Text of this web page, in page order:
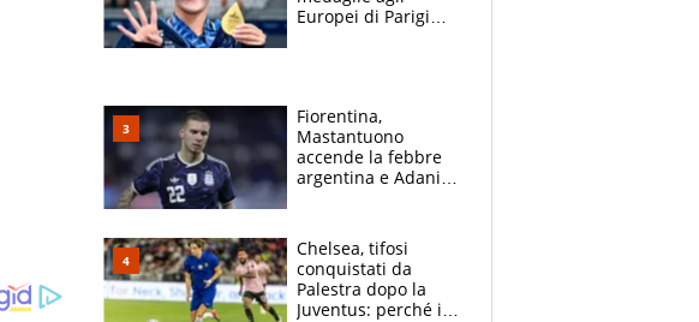
Europei di Parigi
fratello calciatore
Fiorentina,
Mastantuono
accende la febbre
argentina e Adani
festa’ a Commisso
Chelsea, tifosi
conquistati da
Palestra dopo la
Juventus: perché i